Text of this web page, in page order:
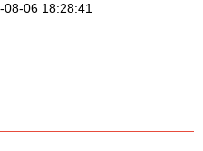
06 18:28:41